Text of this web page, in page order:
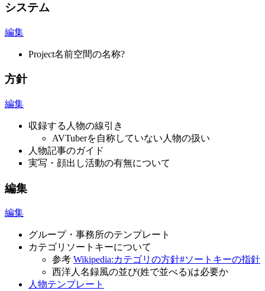
システム
編集
Project名前空間の名称?
方針
編集
収録する人物の線引き
AVTuberを自称していない人物の扱い
人物記事のガイド
実写・顔出し活動の有無について
編集
編集
グループ・事務所のテンプレート
カテゴリソートキーについて
参考 Wikipedia:カテゴリの方針#ソートキーの指針
西洋人名録風の並び(姓で並べる)は必要か
人物テンプレート